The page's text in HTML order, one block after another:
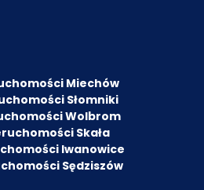
Miechów
Słomniki
Wolbrom
Skała
Iwanowice
Sędziszów